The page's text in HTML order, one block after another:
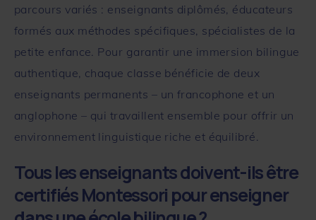
parcours variés : enseignants diplômés, éducateurs
formés aux méthodes spécifiques, spécialistes de la
petite enfance. Pour garantir une immersion bilingue
authentique, chaque classe bénéficie de deux
enseignants permanents – un francophone et un
anglophone – qui travaillent ensemble pour offrir un
environnement linguistique riche et équilibré.
Tous les enseignants doivent-ils être
certifiés Montessori pour enseigner